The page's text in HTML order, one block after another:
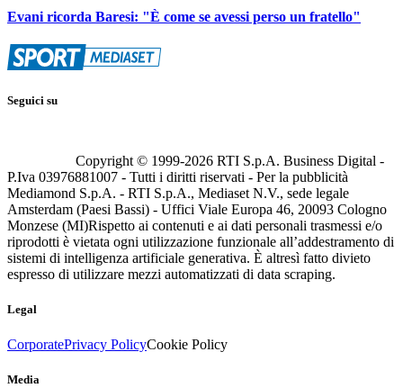
Evani ricorda Baresi: "È come se avessi perso un fratello"
Seguici su
Copyright © 1999-2026 RTI S.p.A. Business Digital -
P.Iva 03976881007 - Tutti i diritti riservati - Per la pubblicità
Mediamond S.p.A. - RTI S.p.A., Mediaset N.V., sede legale
Amsterdam (Paesi Bassi) - Uffici Viale Europa 46, 20093 Cologno
Monzese (MI)Rispetto ai contenuti e ai dati personali trasmessi e/o
riprodotti è vietata ogni utilizzazione funzionale all’addestramento di
sistemi di intelligenza artificiale generativa. È altresì fatto divieto
espresso di utilizzare mezzi automatizzati di data scraping.
Legal
CorporatePrivacy PolicyCookie Policy
Media